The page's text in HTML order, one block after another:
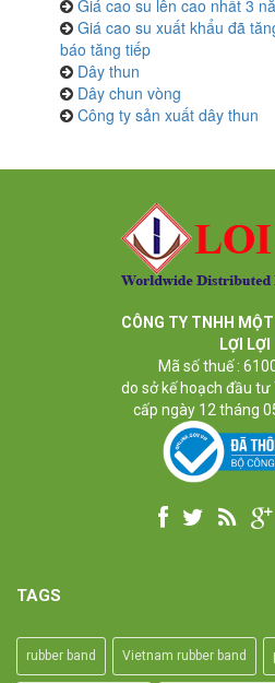
Giá cao su lên cao nhất 3
Giá cao su xuất khẩu đã
báo tăng tiếp
Dây thun
Dây chun vòng
Công ty sản xuất dây thun
CÔNG TY TNHH
LỢI LỢI
Mã số thuế :
do sở kế hoạch đầu tư
cấp ngày 12 tháng
TAGS
rubber band Vietnam rubber band